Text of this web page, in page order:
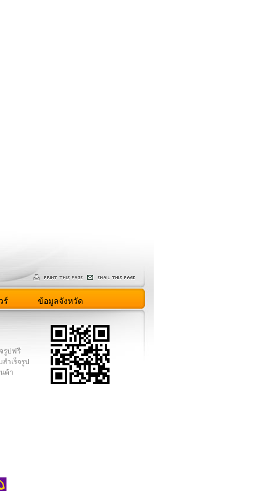
ร์ ข้อมูลจังหวัด
รูปฟรี
สำเร็จรูป
ค้า